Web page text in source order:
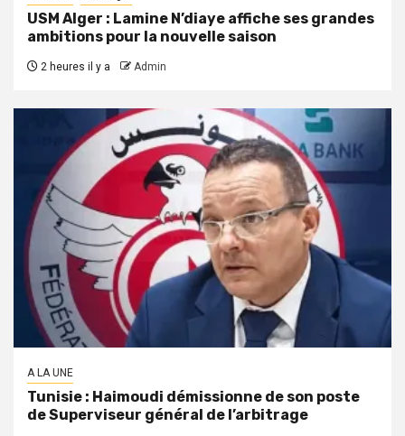
USM Alger : Lamine N’diaye affiche ses grandes
ambitions pour la nouvelle saison
2 heures il y a Admin
A LA UNE
Tunisie : Haimoudi démissionne de son poste
de Superviseur général de l’arbitrage